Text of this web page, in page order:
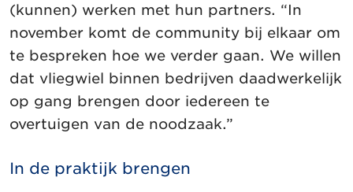
(kunnen) werken met hun partners. “In
november komt de community bij elkaar om
te bespreken hoe we verder gaan. We willen
dat vliegwiel binnen bedrijven daadwerkelijk
op gang brengen door iedereen te
overtuigen van de noodzaak.”
In de praktijk brengen